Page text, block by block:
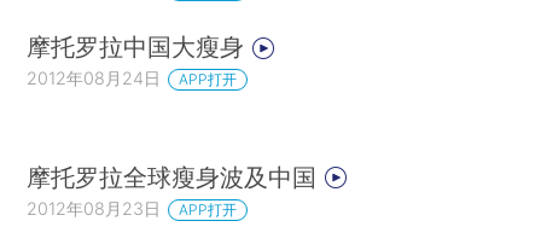
摩托罗拉中国大瘦身
2012年08月24日 APP打开
摩托罗拉全球瘦身波及中国
2012年08月23日 APP打开